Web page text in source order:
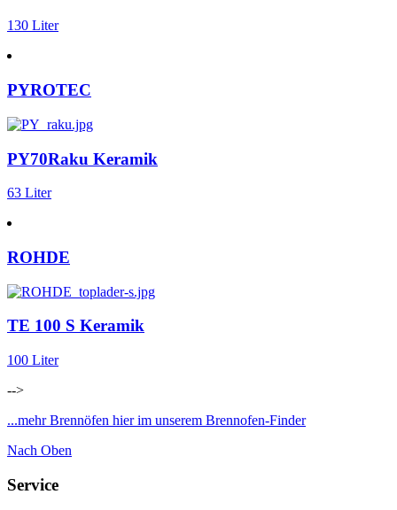
130 Liter
PYROTEC
PY70Raku Keramik
63 Liter
ROHDE
TE 100 S Keramik
100 Liter
-->
...mehr Brennöfen hier im unserem Brennofen-Finder
Nach Oben
Service